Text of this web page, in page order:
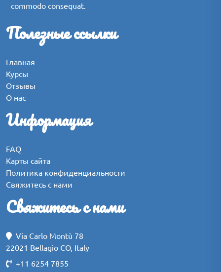
commodo consequat.
Полезные ссылки
Главная
Курсы
Отзывы
О нас
Информация
FAQ
Карты сайта
Политика конфиденциальности
Свяжитесь с нами
Свяжитесь с нами
Via Carlo Montù 78
22021 Bellagio CO, Italy
+11 6254 7855